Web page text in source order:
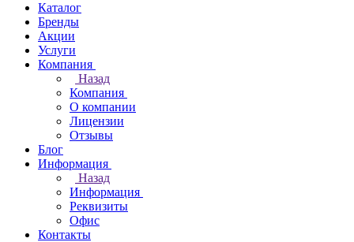
Каталог
Бренды
Акции
Услуги
Компания
Назад
Компания
О компании
Лицензии
Отзывы
Блог
Информация
Назад
Информация
Реквизиты
Офис
Контакты